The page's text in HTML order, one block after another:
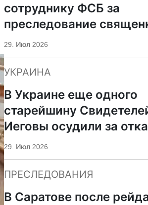
сотруднику ФСБ за
преследование
ПЦУ
29. Июл 2026
УКРАИНА
В Украине еще одного
старейшину
Иеговы осудили за
мобилизации
29. Июл 2026
ПРЕСЛЕДОВАНИЯ
В Саратове после